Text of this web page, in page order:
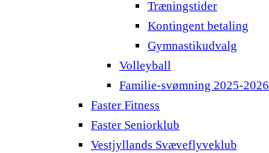
Træningstider
Kontingent betaling
Gymnastikudvalg
Volleyball
Familie-svømning 2025-2026
Faster Fitness
Faster Seniorklub
Vestjyllands Svæveflyveklub